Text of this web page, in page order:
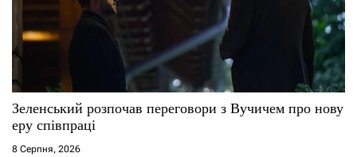
Зеленський розпочав переговори з Вучичем про нову
еру співпраці
8 Серпня, 2026